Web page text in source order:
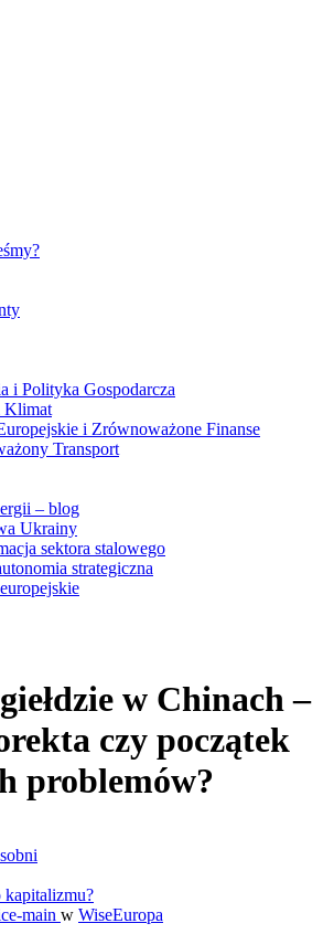
i Polityka Gospodarcza
Klimat
i Zrównoważone Finanse
Transport
– blog
Ukrainy
sektora stalowego
strategiczna
w Chinach –
czy początek
problemów?
kapitalizmu?
main w WiseEuropa